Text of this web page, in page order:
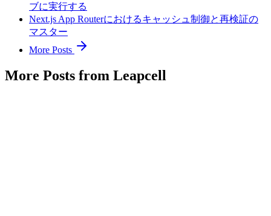
ブに実行する
Next.js App Routerにおけるキャッシュ制御と再検証の
マスター
More Posts
More Posts from Leapcell